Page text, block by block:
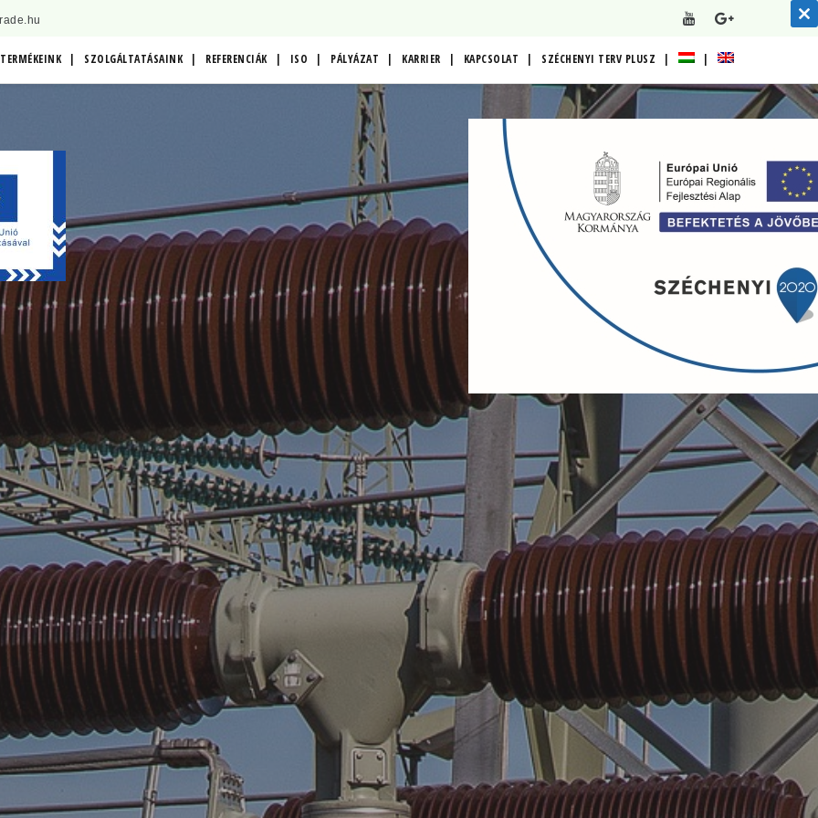
TERMÉKEINK SZOLGÁLTATÁSAINK REFERENCIÁK ISO PÁLYÁZAT KARRIER KAPCSOLAT SZÉCHENYI TERV PLUSZ